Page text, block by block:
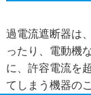
過電流遮断器は
ったり、電動機
に、許容電流を
てしまう機器の